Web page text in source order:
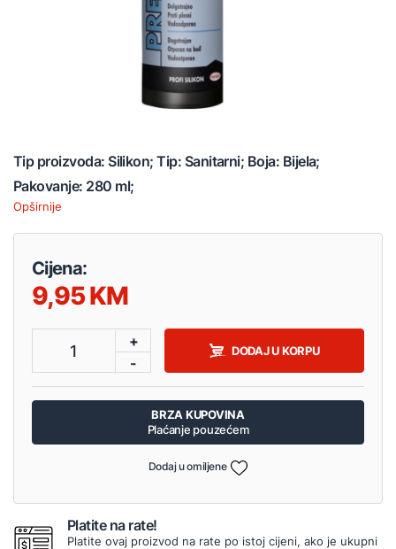
Tip proizvoda: Silikon; Tip: Sanitarni; Boja: Bijela;
Pakovanje: 280 ml;
Opširnije
Cijena:
9,95
1
+
-
DODAJ U KORPU
BRZA KUPOVINA
Plaćanje pouzećem
Dodaj u omiljene
Platite na rate!
Platite ovaj proizvod na rate po istoj cijeni, ako je ukupni